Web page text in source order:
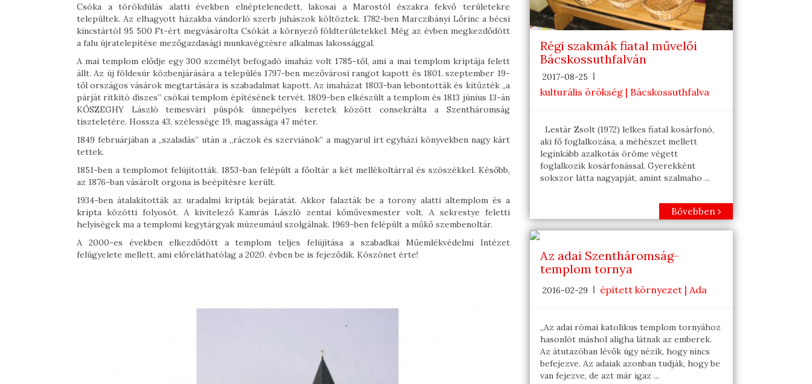
Csóka a törökdúlás alatti években elnéptelenedett, lakosai a Marostól északra fekvő területekre
települtek. Az elhagyott házakba vándorló szerb juhászok költöztek. 1782-ben Marczibányi Lőrinc a bécsi
kincstártól 95 500 Ft-ért megvásárolta Csókát a környező földterületekkel. Még az évben megkezdődött
a falu újratelepítése mezőgazdasági munkavégzésre alkalmas lakossággal.
A mai templom elődje egy 300 személyt befogadó imaház volt 1785-től, ami a mai templom kriptája felett
állt. Az új földesúr közbenjárására a település 1797-ben mezővárosi rangot kapott és 1801. szeptember 19-
től országos vásárok megtartására is szabadalmat kapott. Az imaházat 1803-ban lebontották és kitűzték „a
párját ritkító díszes” csókai templom építésének tervét. 1809-ben elkészült a templom és 1813 június 13-án
KŐSZEGHY László temesvári püspök ünnepélyes keretek között consekrálta a Szentháromság
tiszteletére. Hossza 43, szélessége 19, magassága 47 méter.
1849 februárjában a „szaladás” után a „ráczok és szerviánok” a magyarul írt egyházi könyvekben nagy kárt
tettek.
1851-ben a templomot felújították. 1853-ban felépült a főoltár a két mellékoltárral és szószékkel. Később,
az 1876-ban vásárolt orgona is beépítésre került.
1934-ben átalakították az uradalmi kripták bejáratát. Akkor falazták be a torony alatti altemplom és a
kripta közötti folyosót. A kivitelező Kamrás László zentai kőművesmester volt. A sekrestye feletti
helyiségek ma a templomi kegytárgyak múzeumául szolgálnak. 1969-ben felépült a műkő szembenoltár.
A 2000-es években elkezdődött a templom teljes felújítása a szabadkai Műemlékvédelmi Intézet
felügyelete mellett, ami előreláthatólag a 2020. évben be is fejeződik. Köszönet érte!
Régi szakmák fiatal művelői
Bácskossuthfalván
2017-08-25
kulturális örökség | Bácskossuthfalva
Lestár Zsolt (1972) lelkes fiatal kosárfonó,
aki fő foglalkozása, a méhészet mellett
leginkább azalkotás öröme végett
foglalkozik kosárfonással. Gyerekként
sokszor látta nagyapját, amint szalmaho ...
Bővebben
Az adai Szentháromság-
templom tornya
2016-02-29 épített környezet | Ada
„Az adai római katolikus templom tornyához
hasonlót máshol aligha látnak az emberek.
Az átutazóban lévők úgy nézik, hogy nincs
befejezve. Az adaiak azonban tudják, hogy be
van fejezve, de azt már igaz ...